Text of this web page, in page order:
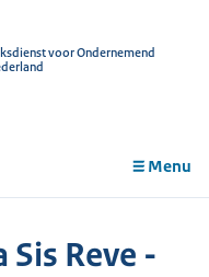
voor Ondernemend
Menu
Reve -